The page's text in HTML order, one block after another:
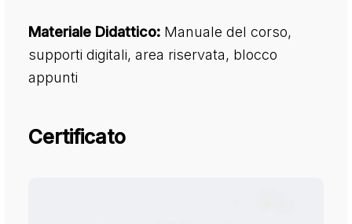
Materiale Didattico: Manuale del corso,
supporti digitali, area riservata, blocco
appunti
Certificato